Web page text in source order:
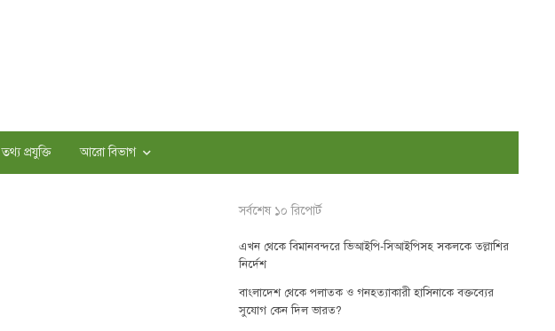
তথ্য প্রযুক্তি আরো বিভাগ
সর্বশেষ ১০ রিপোর্ট
এখন থেকে বিমানবন্দরে ভিআইপি-সিআইপিসহ সকলকে তল্লাশির
নির্দেশ
বাংলাদেশ থেকে পলাতক ও গনহত্যাকারী হাসিনাকে বক্তব্যের
সুযোগ কেন দিল ভারত?